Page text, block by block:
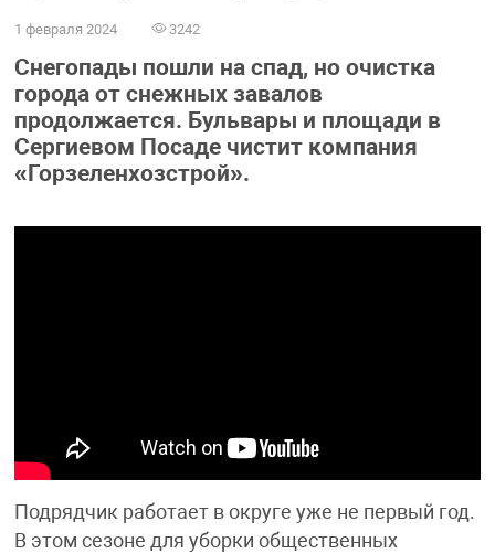
1 февраля 2024 3242
Снегопады пошли на спад, но очистка
города от снежных завалов
продолжается. Бульвары и площади в
Сергиевом Посаде чистит компания
«Горзеленхозстрой».
Подрядчик работает в округе уже не первый год.
В этом сезоне для уборки общественных